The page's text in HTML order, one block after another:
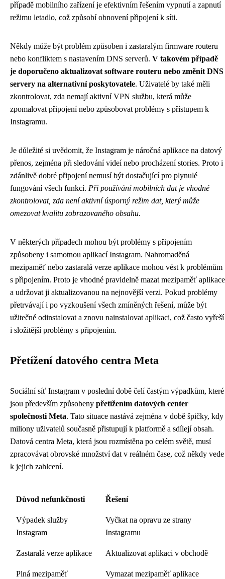
případě mobilního zařízení je efektivním řešením vypnutí a zapnutí
režimu letadlo, což způsobí obnovení připojení k síti.
Někdy může být problém způsoben i zastaralým firmware routeru
nebo konfliktem s nastavením DNS serverů. V takovém případě
je doporučeno aktualizovat software routeru nebo změnit DNS
servery na alternativní poskytovatele. Uživatelé by také měli
zkontrolovat, zda nemají aktivní VPN službu, která může
zpomalovat připojení nebo způsobovat problémy s přístupem k
Instagramu.
Je důležité si uvědomit, že Instagram je náročná aplikace na datový
přenos, zejména při sledování videí nebo procházení stories. Proto i
zdánlivě dobré připojení nemusí být dostačující pro plynulé
fungování všech funkcí. Při používání mobilních dat je vhodné
zkontrolovat, zda není aktivní úsporný režim dat, který může
omezovat kvalitu zobrazovaného obsahu.
V některých případech mohou být problémy s připojením
způsobeny i samotnou aplikací Instagram. Nahromaděná
mezipaměť nebo zastaralá verze aplikace mohou vést k problémům
s připojením. Proto je vhodné pravidelně mazat mezipaměť aplikace
a udržovat ji aktualizovanou na nejnovější verzi. Pokud problémy
přetrvávají i po vyzkoušení všech zmíněných řešení, může být
užitečné odinstalovat a znovu nainstalovat aplikaci, což často vyřeší
i složitější problémy s připojením.
Přetížení datového centra Meta
Sociální síť Instagram v poslední době čelí častým výpadkům, které
jsou především způsobeny přetížením datových center
společnosti Meta. Tato situace nastává zejména v době špičky, kdy
miliony uživatelů současně přistupují k platformě a sdílejí obsah.
Datová centra Meta, která jsou rozmístěna po celém světě, musí
zpracovávat obrovské množství dat v reálném čase, což někdy vede
k jejich zahlcení.
Důvod nefunkčnosti Řešení
Výpadek služby
Instagram
Vyčkat na opravu ze strany
Instagramu
Zastaralá verze aplikace Aktualizovat aplikaci v obchodě
Plná mezipaměť Vymazat mezipaměť aplikace